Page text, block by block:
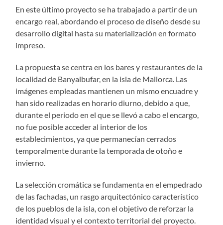
En este último proyecto se ha trabajado a partir de un
encargo real, abordando el proceso de diseño desde su
desarrollo digital hasta su materialización en formato
impreso.
La propuesta se centra en los bares y restaurantes de la
localidad de Banyalbufar, en la isla de Mallorca. Las
imágenes empleadas mantienen un mismo encuadre y
han sido realizadas en horario diurno, debido a que,
durante el periodo en el que se llevó a cabo el encargo,
no fue posible acceder al interior de los
establecimientos, ya que permanecían cerrados
temporalmente durante la temporada de otoño e
invierno.
La selección cromática se fundamenta en el empedrado
de las fachadas, un rasgo arquitectónico característico
de los pueblos de la isla, con el objetivo de reforzar la
identidad visual y el contexto territorial del proyecto.